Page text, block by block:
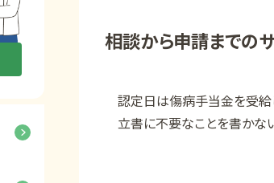
相談から申請までの
認定日は傷病手当金を受給
立書に不要なことを書かな